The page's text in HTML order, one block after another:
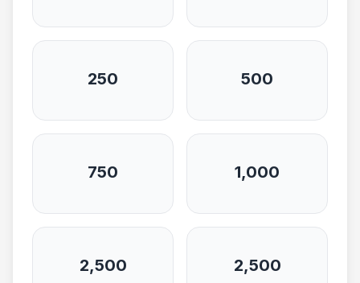
250 500
750 1,000
2,500 2,500